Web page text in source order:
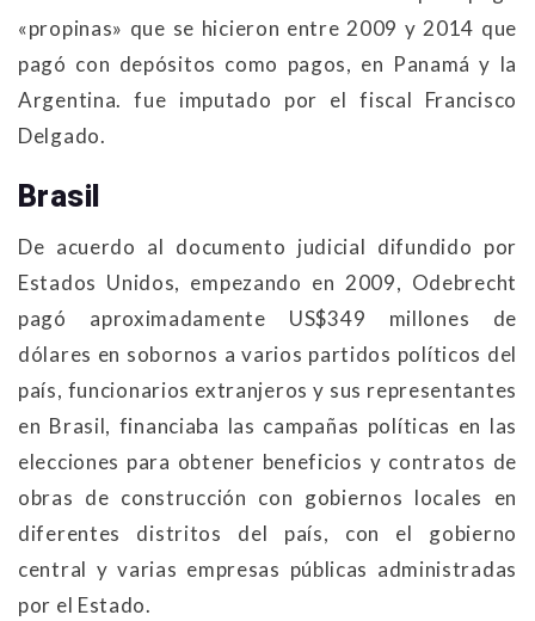
«propinas» que se hicieron entre 2009 y 2014 que
pagó con depósitos como pagos, en Panamá y la
Argentina. fue imputado por el fiscal Francisco
Delgado.
Brasil
De acuerdo al documento judicial difundido por
Estados Unidos, empezando en 2009, Odebrecht
pagó aproximadamente US$349 millones de
dólares en sobornos a varios partidos políticos del
país, funcionarios extranjeros y sus representantes
en Brasil, financiaba las campañas políticas en las
elecciones para obtener beneficios y contratos de
obras de construcción con gobiernos locales en
diferentes distritos del país, con el gobierno
central y varias empresas públicas administradas
por el Estado.